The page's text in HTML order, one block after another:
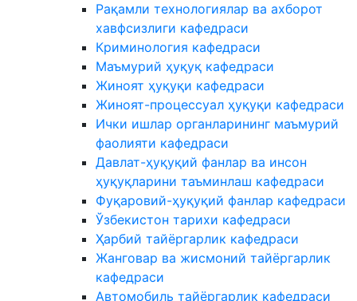
Рақамли технологиялар ва ахборот
хавфсизлиги кафедраси
Криминология кафедраси
Маъмурий ҳуқуқ кафедраси
Жиноят ҳуқуқи кафедраси
Жиноят-процессуал ҳуқуқи кафедраси
Ички ишлар органларининг маъмурий
фаолияти кафедраси
Давлат-ҳуқуқий фанлар ва инсон
ҳуқуқларини таъминлаш кафедраси
Фуқаровий-ҳуқуқий фанлар кафедраси
Ўзбекистон тарихи кафедраси
Ҳарбий тайёргарлик кафедраси
Жанговар ва жисмоний тайёргарлик
кафедраси
Автомобиль тайёргарлик кафедраси